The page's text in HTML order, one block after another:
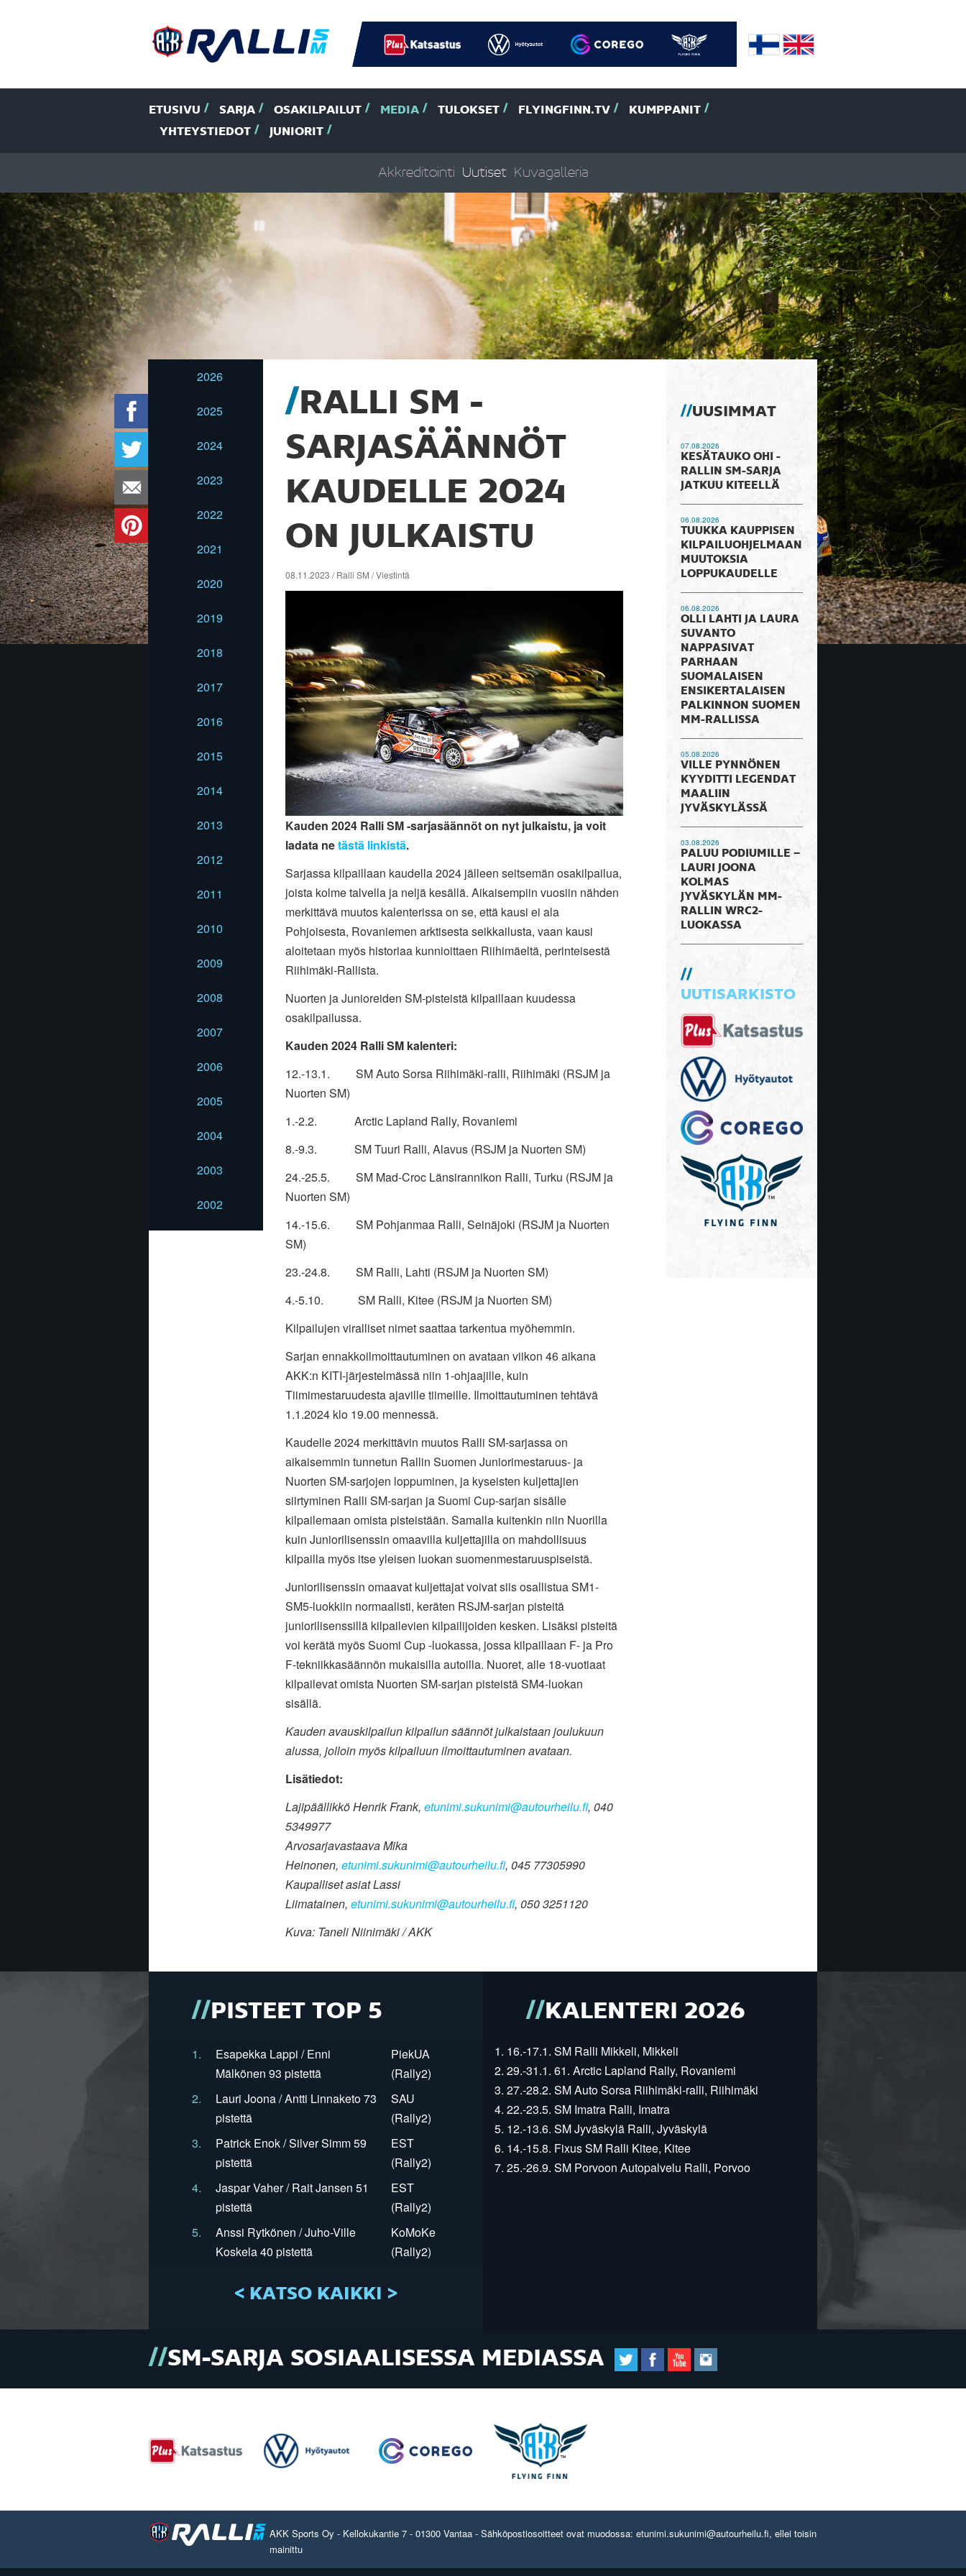
ETUSIVU SARJA OSAKILPAILUT MEDIA TULOKSET FLYINGFINN.TV
KUMPPANIT
YHTEYSTIEDOT
JUNIORIT
Akkreditointi Uutiset Kuvagalleria
2026
2025
2024
2023
2022
2021
2020
2019
2018
2017
2016
2015
2014
2013
2012
2011
2010
2009
2008
2007
2006
2005
2004
2003
2002
RALLI SM -
SARJASÄÄNNÖT
KAUDELLE 2024
ON JULKAISTU
08.11.2023 / Ralli SM / Viestintä
Kauden 2024 Ralli SM -sarjasäännöt on nyt julkaistu, ja voit
ladata netästä linkistä.
Sarjassa kilpaillaan kaudella 2024 jälleen seitsemän osakilpailua,
joista kolme talvella ja neljä kesällä. Aikaisempiin vuosiin nähden
merkittävä muutos kalenterissa on se, että kausi ei ala
Pohjoisesta, Rovaniemen arktisesta seikkailusta, vaan kausi
aloitetaan myös historiaa kunnioittaen Riihimäeltä, perinteisestä
Riihimäki-Rallista.
Nuorten ja Junioreiden SM-pisteistä kilpaillaan kuudessa
osakilpailussa.
Kauden 2024 Ralli SM kalenteri:
12.-13.1. SM Auto Sorsa Riihimäki-ralli, Riihimäki (RSJM ja
Nuorten SM)
1.-2.2. Arctic Lapland Rally, Rovaniemi
8.-9.3. SM Tuuri Ralli, Alavus (RSJM ja Nuorten SM)
24.-25.5. SM Mad-Croc Länsirannikon Ralli, Turku (RSJM ja
Nuorten SM)
14.-15.6. SM Pohjanmaa Ralli, Seinäjoki (RSJM ja Nuorten
SM)
23.-24.8. SM Ralli, Lahti (RSJM ja Nuorten SM)
4.-5.10. SM Ralli, Kitee (RSJM ja Nuorten SM)
Kilpailujen viralliset nimet saattaa tarkentua myöhemmin.
Sarjan ennakkoilmoittautuminen on avataan viikon 46 aikana
AKK:n KITI-järjestelmässä niin 1-ohjaajille, kuin
Tiimimestaruudesta ajaville tiimeille. Ilmoittautuminen tehtävä
1.1.2024 klo 19.00 mennessä.
Kaudelle 2024 merkittävin muutos Ralli SM-sarjassa on
aikaisemmin tunnetun Rallin Suomen Juniorimestaruus- ja
Nuorten SM-sarjojen loppuminen, ja kyseisten kuljettajien
siirtyminen Ralli SM-sarjan ja Suomi Cup-sarjan sisälle
kilpailemaan omista pisteistään. Samalla kuitenkin niin Nuorilla
kuin Juniorilisenssin omaavilla kuljettajilla on mahdollisuus
kilpailla myös itse yleisen luokan suomenmestaruuspiseistä.
Juniorilisenssin omaavat kuljettajat voivat siis osallistua SM1-
SM5-luokkiin normaalisti, keräten RSJM-sarjan pisteitä
juniorilisenssillä kilpailevien kilpailijoiden kesken. Lisäksi pisteitä
voi kerätä myös Suomi Cup -luokassa, jossa kilpaillaan F- ja Pro
F-tekniikkasäännön mukaisilla autoilla. Nuoret, alle 18-vuotiaat
kilpailevat omista Nuorten SM-sarjan pisteistä SM4-luokan
sisällä.
Kauden avauskilpailun kilpailun säännöt julkaistaan joulukuun
alussa, jolloin myös kilpailuun ilmoittautuminen avataan.
Lisätiedot:
Lajipäällikkö Henrik Frank, etunimi.sukunimi@autourheilu.fi, 040
5349977
Arvosarjavastaava Mika
Heinonen, etunimi.sukunimi@autourheilu.fi, 045 77305990
Kaupalliset asiat Lassi
Liimatainen, etunimi.sukunimi@autourheilu.fi, 050 3251120
Kuva: Taneli Niinimäki / AKK
UUSIMMAT
07.08.2026
KESÄTAUKO OHI -
RALLIN SM-SARJA
JATKUU KITEELLÄ
06.08.2026
TUUKKA KAUPPISEN
KILPAILUOHJELMAAN
MUUTOKSIA
LOPPUKAUDELLE
06.08.2026
OLLI LAHTI JA LAURA
SUVANTO
NAPPASIVAT
PARHAAN
SUOMALAISEN
ENSIKERTALAISEN
PALKINNON SUOMEN
MM-RALLISSA
05.08.2026
VILLE PYNNÖNEN
KYYDITTI LEGENDAT
MAALIIN
JYVÄSKYLÄSSÄ
03.08.2026
PALUU PODIUMILLE –
LAURI JOONA
KOLMAS
JYVÄSKYLÄN MM-
RALLIN WRC2-
LUOKASSA
UUTISARKISTO
PISTEET TOP 5
1.
Esapekka Lappi / Enni
Mälkönen 93 pistettä
PiekUA
(Rally2)
2.
Lauri Joona / Antti Linnaketo 73
pistettä
SAU
(Rally2)
3.
Patrick Enok / Silver Simm 59
pistettä
EST
(Rally2)
4.
Jaspar Vaher / Rait Jansen 51
pistettä
EST
(Rally2)
5.
Anssi Rytkönen / Juho-Ville
Koskela 40 pistettä
KoMoKe
(Rally2)
< KATSO KAIKKI >
KALENTERI 2026
1. 16.-17.1. SM Ralli Mikkeli, Mikkeli
2. 29.-31.1. 61. Arctic Lapland Rally, Rovaniemi
3. 27.-28.2. SM Auto Sorsa Riihimäki-ralli, Riihimäki
4. 22.-23.5. SM Imatra Ralli, Imatra
5. 12.-13.6. SM Jyväskylä Ralli, Jyväskylä
6. 14.-15.8. Fixus SM Ralli Kitee, Kitee
7. 25.-26.9. SM Porvoon Autopalvelu Ralli, Porvoo
SM-SARJA SOSIAALISESSA MEDIASSA
AKK Sports Oy - Kellokukantie 7 - 01300 Vantaa - Sähköpostiosoitteet ovat muodossa: etunimi.sukunimi@autourheilu.fi, ellei toisin
mainittu